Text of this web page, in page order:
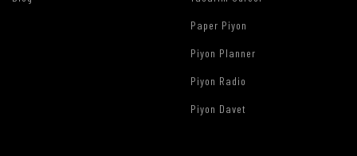
Paper Piyon
Piyon Planner
Piyon Radio
Piyon Davet